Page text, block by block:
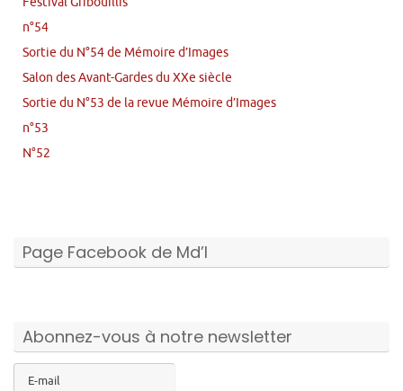
n°54
Sortie du N°54 de Mémoire d’Images
Salon des Avant-Gardes du XXe siècle
Sortie du N°53 de la revue Mémoire d’Images
n°53
N°52
Page Facebook de Md’I
Abonnez-vous à notre newsletter